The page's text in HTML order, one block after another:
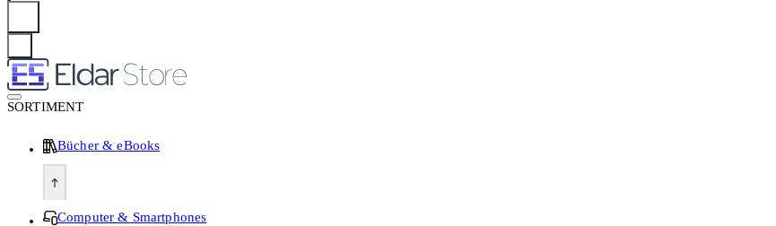
SORTIMENT
Bücher & eBooks
Computer & Smartphones